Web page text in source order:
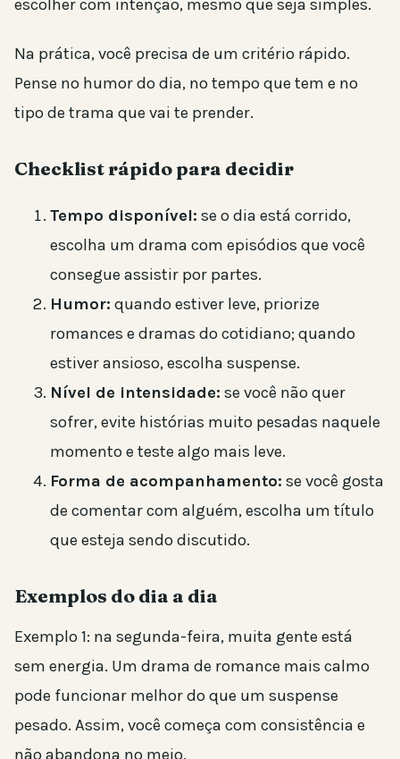
escolher com intenção, mesmo que seja simples.
Na prática, você precisa de um critério rápido.
Pense no humor do dia, no tempo que tem e no
tipo de trama que vai te prender.
Checklist rápido para decidir
Tempo disponível: se o dia está corrido,
escolha um drama com episódios que você
consegue assistir por partes.
Humor: quando estiver leve, priorize
romances e dramas do cotidiano; quando
estiver ansioso, escolha suspense.
Nível de intensidade: se você não quer
sofrer, evite histórias muito pesadas naquele
momento e teste algo mais leve.
Forma de acompanhamento: se você gosta
de comentar com alguém, escolha um título
que esteja sendo discutido.
Exemplos do dia a dia
Exemplo 1: na segunda-feira, muita gente está
sem energia. Um drama de romance mais calmo
pode funcionar melhor do que um suspense
pesado. Assim, você começa com consistência e
não abandona no meio.